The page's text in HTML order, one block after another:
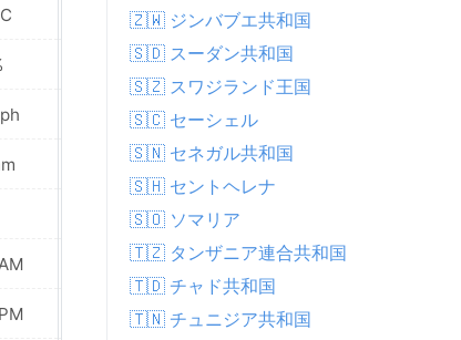
31.6°C
44%
27.4 kph
0.0 mm
9.0
05:56 AM
06:27 PM
🇿🇼 ジンバブエ共和国
🇸🇩 スーダン共和国
🇸🇿 スワジランド王国
🇸🇨 セーシェル
🇸🇳 セネガル共和国
🇸🇭 セントヘレナ
🇸🇴 ソマリア
🇹🇿 タンザニア連合共和国
🇹🇩 チャド共和国
🇹🇳 チュニジア共和国